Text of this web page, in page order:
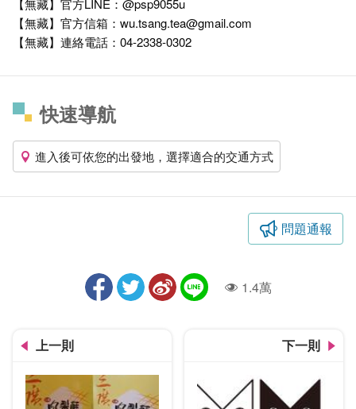
【無藏】官方LINE：@psp9055u
【無藏】官方信箱：wu.tsang.tea@gmail.com
【無藏】連絡電話：04-2338-0302
快速導航
進入後可依您的出發地，選擇適合的交通方式
問題通報
人氣1.4萬
上一則 下一則